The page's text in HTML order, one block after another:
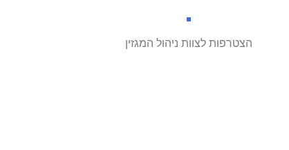
הצטרפות לצוות ניהול המגזין